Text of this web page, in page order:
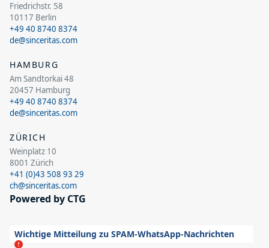
Friedrichstr. 58
10117 Berlin
+49 40 8740 8374
de@sinceritas.com
HAMBURG
Am Sandtorkai 48
20457 Hamburg
+49 40 8740 8374
de@sinceritas.com
ZÜRICH
Weinplatz 10
8001 Zürich
+41 (0)43 508 93 29
ch@sinceritas.com
Powered by CTG
Wichtige Mitteilung zu SPAM-WhatsApp-Nachrichten